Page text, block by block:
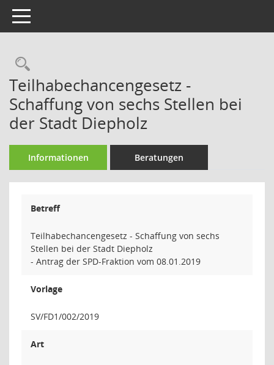
Toggle navigation
Rechercheauswahl
Teilhabechancengesetz -
Schaffung von sechs Stellen bei
der Stadt Diepholz
Informationen Beratungen
Betreff
Teilhabechancengesetz - Schaffung von sechs
Stellen bei der Stadt Diepholz
- Antrag der SPD-Fraktion vom 08.01.2019
Vorlage
SV/FD1/002/2019
Art